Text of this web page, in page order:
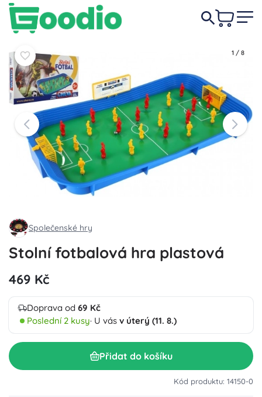
1 / 8
Společenské hry
Stolní fotbalová hra plastová
469 Kč
Doprava od 69 Kč
Poslední 2 kusy· U vás v úterý (11. 8.)
Přidat do košíku
Kód produktu: 14150-0
469 Kč Do košíku